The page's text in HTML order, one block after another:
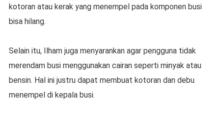
kotoran atau kerak yang menempel pada komponen busi
bisa hilang.
Selain itu, Ilham juga menyarankan agar pengguna tidak
merendam busi menggunakan cairan seperti minyak atau
bensin. Hal ini justru dapat membuat kotoran dan debu
menempel di kepala busi.